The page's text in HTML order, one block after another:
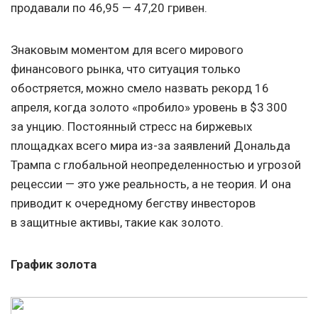
продавали по 46,95 — 47,20 гривен.
Знаковым моментом для всего мирового
финансового рынка, что ситуация только
обостряется, можно смело назвать рекорд 16
апреля, когда золото «пробило» уровень в $3 300
за унцию. Постоянный стресс на биржевых
площадках всего мира из-за заявлений Дональда
Трампа с глобальной неопределенностью и угрозой
рецессии — это уже реальность, а не теория. И она
приводит к очередному бегству инвесторов
в защитные активы, такие как золото.
График золота